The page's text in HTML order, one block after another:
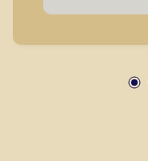
agilidade e
principais